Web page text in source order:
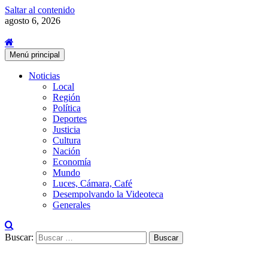
Saltar al contenido
agosto 6, 2026
Menú principal
Noticias
Local
Región
Política
Deportes
Justicia
Cultura
Nación
Economía
Mundo
Luces, Cámara, Café
Desempolvando la Videoteca
Generales
Buscar: